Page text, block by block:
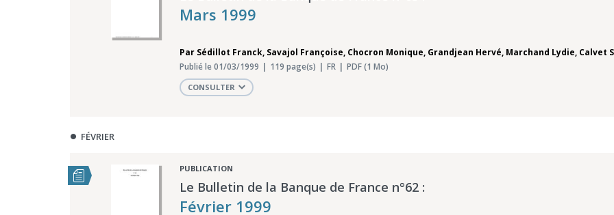
Mars 1999
Par Sédillot Franck, Savajol Françoise, Chocron Monique, Grandjean Hervé, Marchand Lydie, Calvet
Publié le 01/03/1999
119 page(s) FR PDF (1 Mo)
CONSULTER
FÉVRIER
PUBLICATION
Le Bulletin de la Banque de France n°62 :
Février 1999